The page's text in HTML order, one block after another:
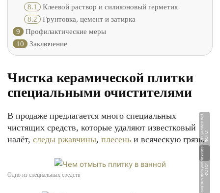
8.1 Клеевой раствор и силиконовый герметик
8.2 Грунтовка, цемент и затирка
9
Профилактические меры
10
Заключение
Чистка керамической плитки
специальными очистителями
В продаже предлагается много специальных
чистящих средств, которые удаляют известковый
налёт, следы ржавчины, плесень и всяческую грязь.Ф
О
Т
О:
a
v
a
t
a
r
s.
m
d
s.
y
a
n
d
e
x.
n
e
t
Одно из специальных средств Ф
О
Т
О:
a
v
a
t
a
r
s.
m
d
s.
y
a
n
d
e
x.
n
e
t